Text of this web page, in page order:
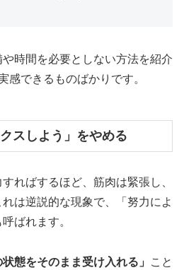
時間を必要としない方法を紹介
感できるものばかりです。
スしよう」をやめる
ればするほど、筋肉は緊張し、
は逆説的な現象で、「努力によ
ばれます。
状態をそのまま受け入れる」 こと